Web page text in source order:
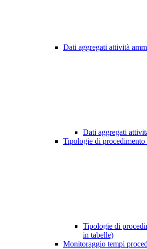
Dati aggregati attività
Dati aggregati
Tipologie di procedimento
Tipologie di
in tabelle)
Monitoraggio tempi